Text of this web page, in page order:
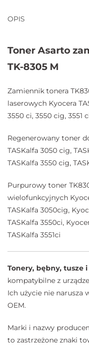
OPIS
Toner Asarto
TK-8305 M
Zamiennik tonera
laserowych Kyocera
3550 ci, 3550 cig, 3551
Regenerowany toner
TASKalfa 3050 cig,
TASKalfa 3550 cig,
Purpurowy toner
wielofunkcyjnych
TASKalfa 3050cig,
TASKalfa 3550ci,
TASKalfa 3551ci
Tonery, bębny, tusze
kompatybilne z
Ich użycie nie narusza
OEM.
Marki i nazwy
to zastrzeżone znaki